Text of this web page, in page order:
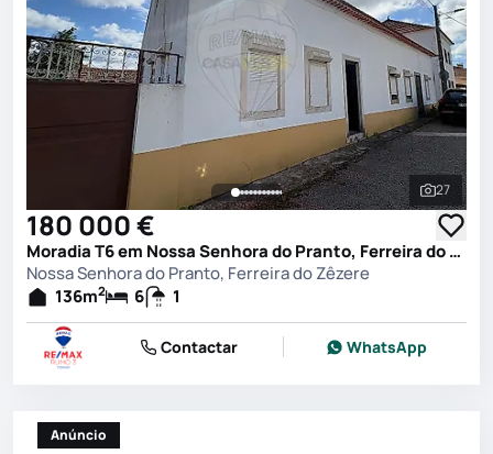
Ver
27
180 000 €
Moradia T6 em Nossa Senhora do Pranto, Ferreira do Zêzere
Nossa Senhora do Pranto, Ferreira do Zêzere
136m2 6 1
Contactar WhatsApp
Anúncio